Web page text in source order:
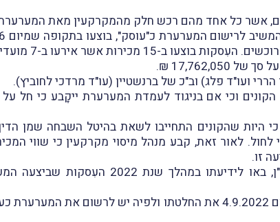
אשר כל אחד מהם רכש חלק מהמקרקעין מאת
₪.
ועו"ד פלג) וב"כ של ברנשטיין (עו"ד מרדכי לחוביץ).
וכי אם בניגוד לעמדת המערערת ייקָבע כי חל
כי היות שהקונים התחייבו לשאת בהיטל השבחה שמן
לאור זאת, קבע מנהל מיסוי מקרקעין כי שווי
לאחַר שהתקיימו מספר דיונים בין הצדדים, הוציא המשיב ביום 4.9.2022 את